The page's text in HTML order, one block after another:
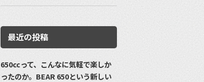
最近の投稿
650ccって、こんなに気軽で楽しか
ったのか。BEAR 650という新しい